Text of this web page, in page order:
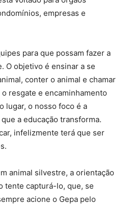
empresas e
para que possam fazer a
O objetivo é ensinar a se
conter o animal e chamar
resgate e encaminhamento
lugar, o nosso foco é a
a educação transforma.
infelizmente terá que ser
animal silvestre, a orientação
tente capturá-lo, que, se
acione o Gepa pelo